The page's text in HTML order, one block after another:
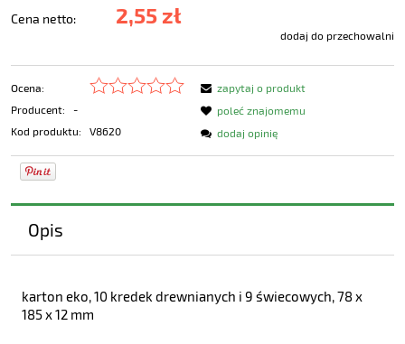
Cena netto: 2,55 zł
dodaj do przechowalni
Ocena:
Producent:
-
Kod produktu:
V8620
zapytaj o produkt
poleć znajomemu
dodaj opinię
Opis
karton eko, 10 kredek drewnianych i 9 świecowych, 78 x
185 x 12 mm